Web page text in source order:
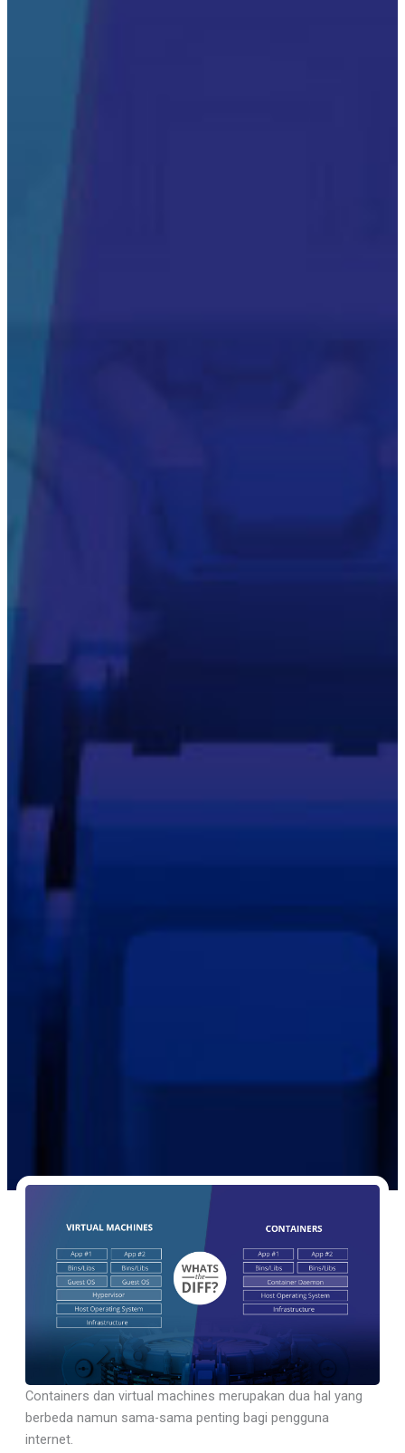
Containers dan virtual machines merupakan dua hal yang
berbeda namun sama-sama penting bagi pengguna
internet.